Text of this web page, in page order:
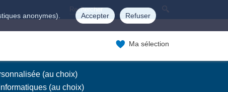
anonymes). Accepter Refuser
Ma sélection
(au choix)
(au choix)